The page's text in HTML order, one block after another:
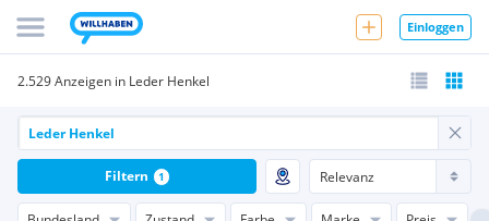
Einloggen
2.529 Anzeigen in Leder Henkel
Filtern 1